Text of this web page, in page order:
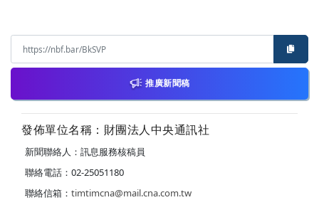
推廣新聞稿
發佈單位名稱：財團法人中央通訊社
新聞聯絡人：訊息服務核稿員
聯絡電話：02-25051180
聯絡信箱： timtimcna@mail.cna.com.tw